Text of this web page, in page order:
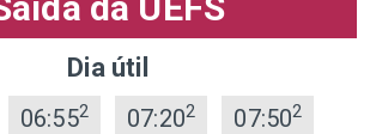
Dia útil
06:552 07:202 07:502